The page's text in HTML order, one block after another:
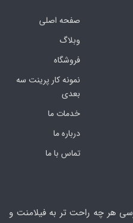
صفحه اصلی
وبلاگ
فروشگاه
نمونه کار پرینت سه
بعدی
خدمات ما
درباره ما
تماس با ما
هر چه راحت تر به فیلامنت و